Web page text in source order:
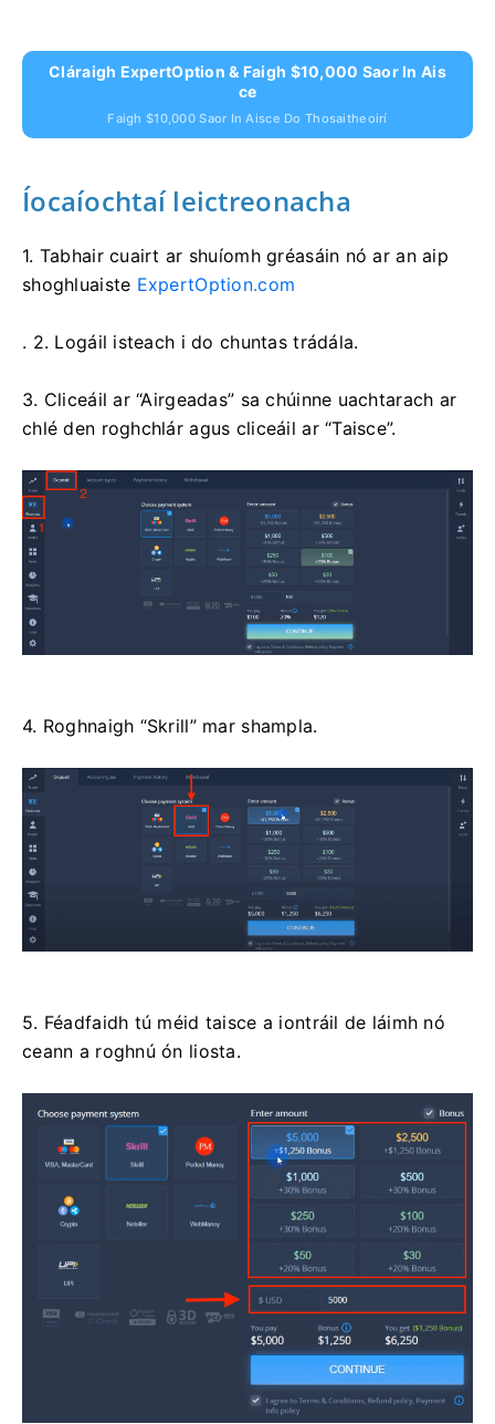
Cláraigh ExpertOption & Faigh $10,000 Saor In Ais
Ce
Faigh $10,000 Saor In Aisce Do Thosaitheoirí
Íocaíochtaí leictreonacha
1. Tabhair cuairt ar shuíomh gréasáin nó ar an aip
shoghluaiste ExpertOption.com
. 2. Logáil isteach i do chuntas trádála.
3. Cliceáil ar “Airgeadas” sa chúinne uachtarach ar
chlé den roghchlár agus cliceáil ar “Taisce”.
4. Roghnaigh “Skrill” mar shampla.
5. Féadfaidh tú méid taisce a iontráil de láimh nó
ceann a roghnú ón liosta.